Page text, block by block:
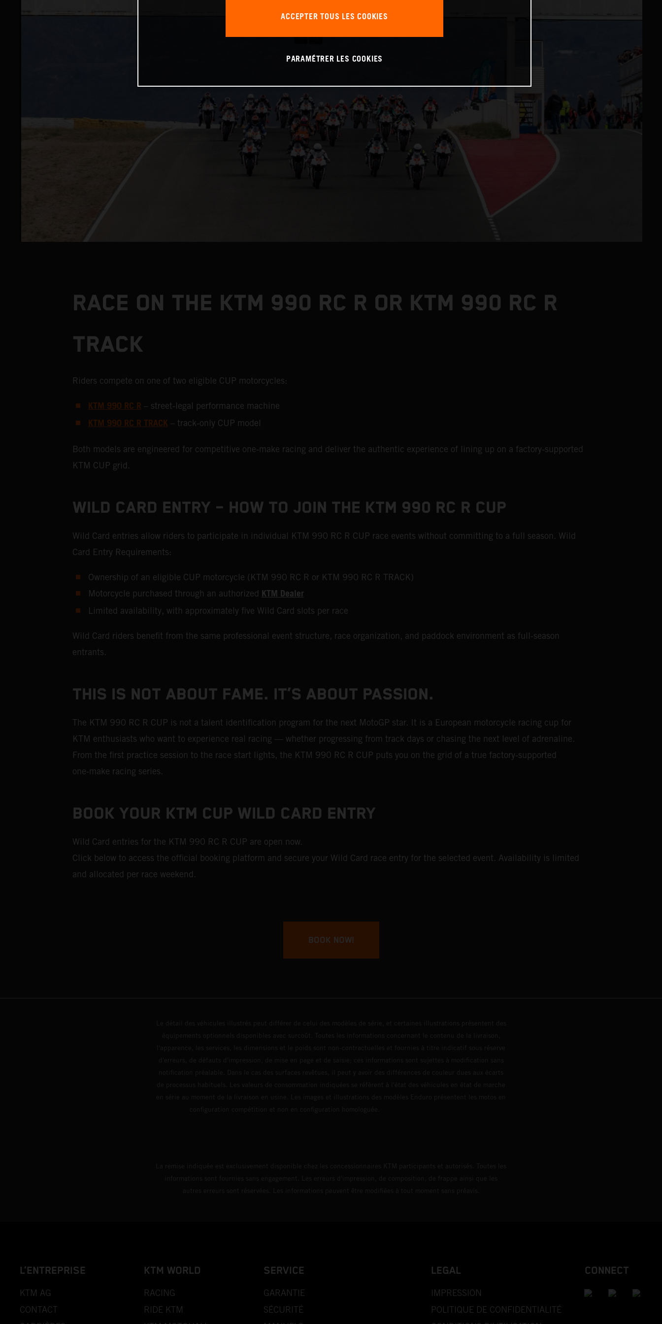
RACE ON THE KTM 990 RC R OR KTM 990 RC R
TRACK
Riders compete on one of two eligible CUP motorcycles:
KTM 990 RC R – street‑legal performance machine
KTM 990 RC R TRACK – track‑only CUP model
Both models are engineered for competitive one‑make racing and deliver the authentic experience of lining up on a factory‑supported
KTM CUP grid.
WILD CARD ENTRY – HOW TO JOIN THE KTM 990 RC R CUP
Wild Card entries allow riders to participate in individual KTM 990 RC R CUP race events without committing to a full season. Wild
Card Entry Requirements:
Ownership of an eligible CUP motorcycle (KTM 990 RC R or KTM 990 RC R TRACK)
Motorcycle purchased through an authorized KTM Dealer
Limited availability, with approximately five Wild Card slots per race
Wild Card riders benefit from the same professional event structure, race organization, and paddock environment as full‑season
entrants.
THIS IS NOT ABOUT FAME. IT’S ABOUT PASSION.
The KTM 990 RC R CUP is not a talent identification program for the next MotoGP star. It is a European motorcycle racing cup for
KTM enthusiasts who want to experience real racing — whether progressing from track days or chasing the next level of adrenaline.
From the first practice session to the race start lights, the KTM 990 RC R CUP puts you on the grid of a true factory‑supported
one‑make racing series.
BOOK YOUR KTM CUP WILD CARD ENTRY
Wild Card entries for the KTM 990 RC R CUP are open now.
Click below to access the official booking platform and secure your Wild Card race entry for the selected event. Availability is limited
and allocated per race weekend.
BOOK NOW!
L’ENTREPRISE
KTM AG
CONTACT
KTM WORLD
RACING
RIDE KTM
SERVICE
GARANTIE
SÉCURITÉ
LEGAL
IMPRESSION
POLITIQUE DE CONFIDENTIALITÉ
CONNECT
ACCEPTER TOUS LES COOKIES
PARAMÉTRER LES COOKIES